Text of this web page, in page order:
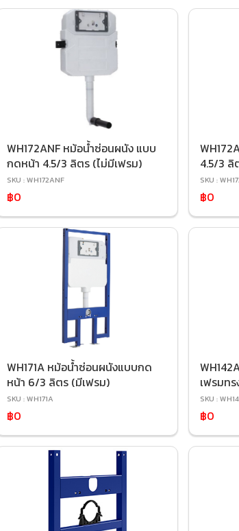
WH172ANF หม้อน้ำซ่อนผนัง แบบ
กดหน้า 4.5/3 ลิตร (ไม่มีเฟรม)
SKU : WH172ANF
฿0
4.5/3 ลิ
SKU :
฿0
WH171A หม้อน้ำซ่อนผนังแบบกด
หน้า 6/3 ลิตร (มีเฟรม)
SKU : WH171A
฿0
เฟรมท
SKU :
฿0